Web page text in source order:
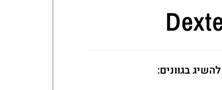
להשיג בגוונים: